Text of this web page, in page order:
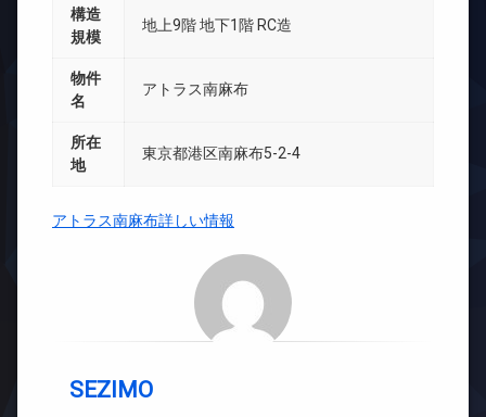
構造
規模
地上9階 地下1階 RC造
物件
名
アトラス南麻布
所在
地
東京都港区南麻布5-2-4
アトラス南麻布詳しい情報
SEZIMO